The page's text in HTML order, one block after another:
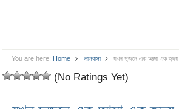
You are here: Home ভালবাসা যখন দুজনে এক আত্মা এক হৃদয়
(No Ratings Yet)